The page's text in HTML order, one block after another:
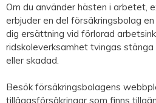
Om du använder hästen i arbetet,
erbjuder en del försäkringsbolag
dig ersättning vid förlorad
ridskoleverksamhet tvingas
eller skadad.
Besök försäkringsbolagens
tilläggsförsäkringar som finns